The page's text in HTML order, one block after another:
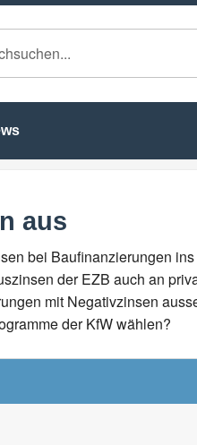
aus
bei Baufinanzierungen
der EZB auch an
mit Negativzinsen
der KfW wählen?